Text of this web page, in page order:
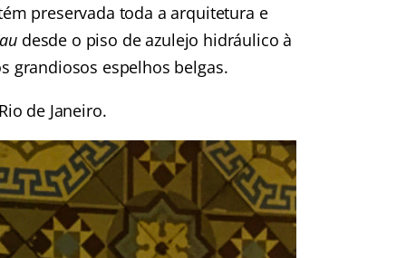
preservada toda a arquitetura e
desde o piso de azulejo hidráulico à
grandiosos espelhos belgas.
de Janeiro.